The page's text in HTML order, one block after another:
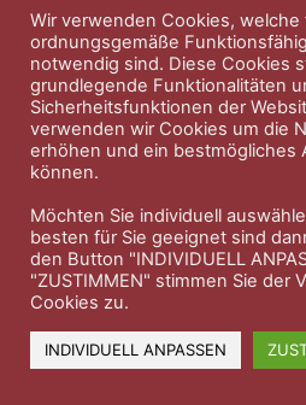
Impressum
Datenschutzerklärung
Wir verwenden Cookies, welche
ordnungsgemäße
notwendig sind. Diese Cookies
grundlegende Funktionalitäten
Sicherheitsfunktionen der
verwenden wir Cookies um die
erhöhen und ein bestmögliches
können.
Möchten Sie individuell
besten für Sie geeignet sind
den Button "INDIVIDUELL
"ZUSTIMMEN" stimmen Sie der
Cookies zu.
INDIVIDUELL ANPASSEN